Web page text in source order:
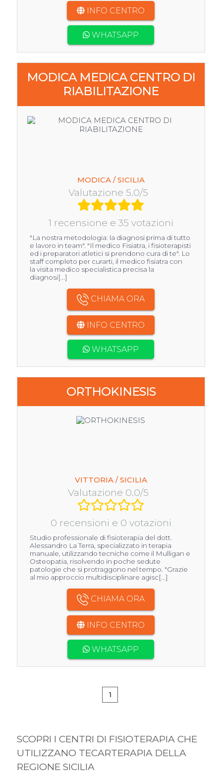
INFO CENTRO
WHATSAPP
MODICA MEDICA CENTRO DI
RIABILITAZIONE
MODICA / SICILIA
Valutazione 5.0/5
1 recensione e 35 votazioni
"La nostra metodologia: la diagnosi prima di tutto
e lavoro in team". "Il medico Fisiatra, i fisioterapisti
ed i preparatori atletici si prendono cura di te". Lo
staff completo per curarti, il medico fisiatra con
la visita medico specialistica precisa la
diagnosi[...]
CHIAMA ORA
INFO CENTRO
WHATSAPP
ORTHOKINESIS
VITTORIA / SICILIA
Valutazione 0.0/5
0 recensioni e 0 votazioni
Studio professionale di fisioterapia del dott.
Alessandro La Terra, specializzato in terapia
manuale, utilizzando tecniche come il Mulligan e
Osteopatia, risolvendo in poche sedute
patologie che si protraggono nel tempo. "Grazie
al mio approccio multidisciplinare agisc[...]
CHIAMA ORA
INFO CENTRO
WHATSAPP
1
SCOPRI I CENTRI DI FISIOTERAPIA CHE
UTILIZZANO TECARTERAPIA DELLA
REGIONE SICILIA